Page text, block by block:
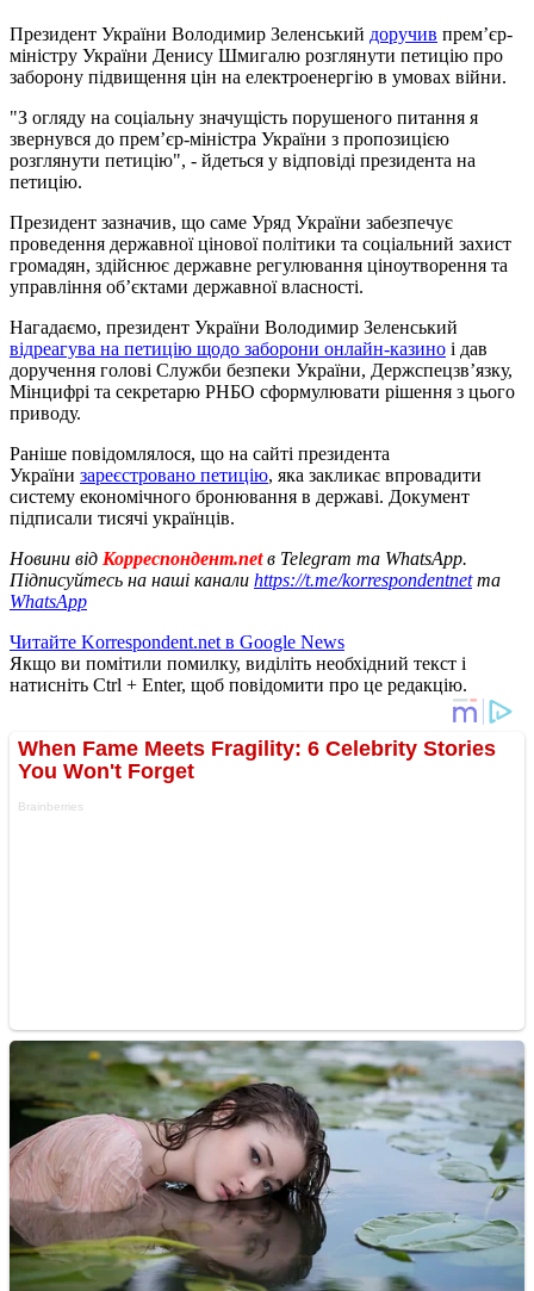
Президент України Володимир Зеленський доручив прем’єр-
міністру України Денису Шмигалю розглянути петицію про
заборону підвищення цін на електроенергію в умовах війни.
"З огляду на соціальну значущість порушеного питання я
звернувся до прем’єр-міністра України з пропозицією
розглянути петицію", - йдеться у відповіді президента на
петицію.
Президент зазначив, що саме Уряд України забезпечує
проведення державної цінової політики та соціальний захист
громадян, здійснює державне регулювання ціноутворення та
управління об’єктами державної власності.
Нагадаємо, президент України Володимир Зеленський
відреагува на петицію щодо заборони онлайн-казино і дав
доручення голові Служби безпеки України, Держспецзвʼязку,
Мінцифрі та секретарю РНБО сформулювати рішення з цього
приводу.
Раніше повідомлялося, що на сайті президента
України зареєстровано петицію, яка закликає впровадити
систему економічного бронювання в державі. Документ
підписали тисячі українців.
Новини від Корреспондент.netв Telegram та WhatsApp.
Підписуйтесь на наші канали https://t.me/korrespondentnetта
WhatsApp
Читайте Korrespondent.net в Google News
Якщо ви помітили помилку, виділіть необхідний текст і
натисніть Ctrl + Enter, щоб повідомити про це редакцію.